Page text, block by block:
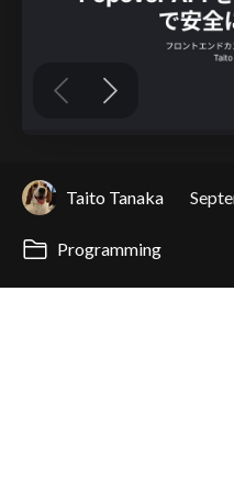
Taito Tanaka
Programming